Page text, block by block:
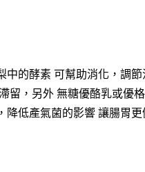
中的酵素 可幫助消化，調節
留，另外 無糖優酪乳或優
降低產氣菌的影響 讓腸胃